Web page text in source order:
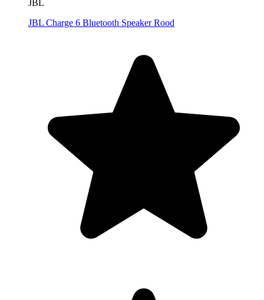
JBL
JBL Charge 6 Bluetooth Speaker Rood